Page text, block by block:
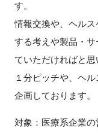
新規登録
イベント
プログラム
す。
情報交換や、ヘル
する考えや製品・
ていただければと思
１分ピッチや、ヘ
企画しております。
対象：医療系企業